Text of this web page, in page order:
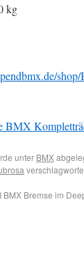
kg
BMX
unter BMX
BMX Bremse im